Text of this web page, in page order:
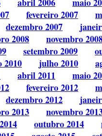
fevereiro 2007
dezembro 2007
2008 novembro
setembro 2009
2010 julho 2010
abril 2011 maio
fevereiro 2012
dezembro 2012
2013 novembro
outubro 2014